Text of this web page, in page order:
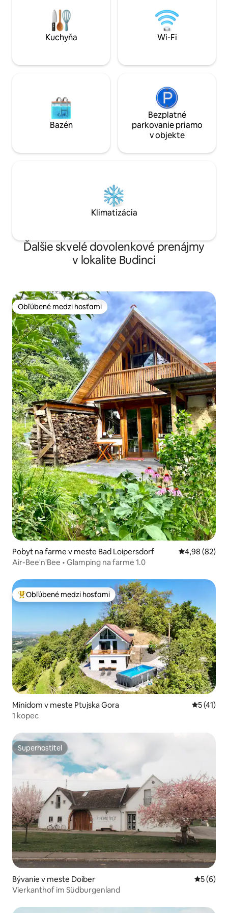
schodmi), plne vybavenou kuchyňou,
klimatizáciou, altánkom a sporákom na
drevo si môžete naplno vychutnať život
prepojený so
Nachádza sa v
na oddych alebo
Goričko.
Kuchyňa Wi-Fi
Bazén
Bezplatné
parkovanie priamo
v objekte
Klimatizácia
Ďalšie skvelé dovolenkové prenájmy
v lokalite Budinci
Obľúbené medzi hosťami
Obľúbené medzi hosťami
Pobyt na farme v meste Bad Loipersdorf Priemerné
4,98 (82)
Air-Bee'n'Bee • Glamping na farme 1.0
Najobľúbenejšie medzi hosťami
Obľúbené medzi hosťami
Minidom v meste Ptujska Gora
5 (41)
1 kopec
Superhostiteľ
Superhostiteľ
Bývanie v meste Doiber
5 (6)
Vierkanthof im Südburgenland